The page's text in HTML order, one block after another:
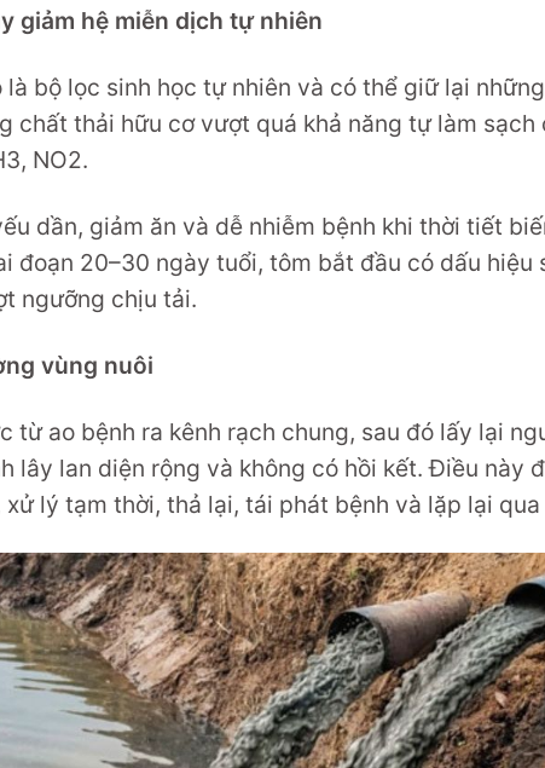
giảm hệ miễn dịch tự nhiên
bộ lọc sinh học tự nhiên và có thể giữ lại
chất thải hữu cơ vượt quá khả năng tự làm sạch
NO2.
dần, giảm ăn và dễ nhiễm bệnh khi thời tiết
đoạn 20–30 ngày tuổi, tôm bắt đầu có dấu hiệu
ngưỡng chịu tải.
vùng nuôi
từ ao bệnh ra kênh rạch chung, sau đó lấy lại
lây lan diện rộng và không có hồi kết. Điều này
lý tạm thời, thả lại, tái phát bệnh và lặp lại qua